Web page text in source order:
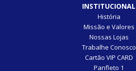
INSTITUCIONAL
História
Missão e Valores
Nossas Lojas
Trabalhe Conosco
Cartão VIP CARD
Panfleto 1